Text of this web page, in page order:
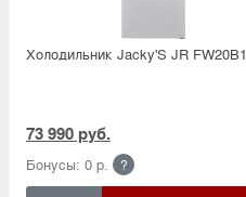
Холодильник Jacky'S JR FW20B1
73 990 руб.
Бонусы: 0 р. ?